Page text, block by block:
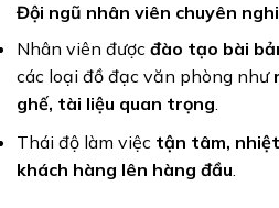
Đội ngũ nhân viên chuyên
Nhân viên được đào tạo bài
các loại đồ đạc văn phòng như
ghế, tài liệu quan trọng.
Thái độ làm việc tận tâm,
khách hàng lên hàng đầu